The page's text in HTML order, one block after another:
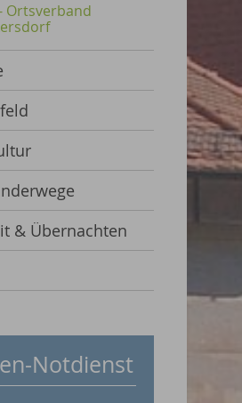
Ortsverband
& Übernachten
Notdienst